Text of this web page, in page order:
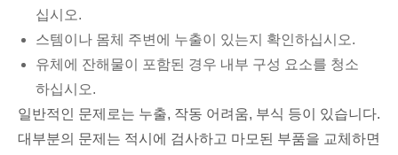
십시오.
스템이나 몸체 주변에 누출이 있는지 확인하십시오.
유체에 잔해물이 포함된 경우 내부 구성 요소를 청소
하십시오.
일반적인 문제로는 누출, 작동 어려움, 부식 등이 있습니다.
대부분의 문제는 적시에 검사하고 마모된 부품을 교체하면